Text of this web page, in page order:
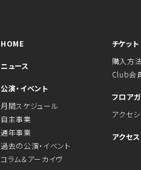
HOME
ニュース
公演・イベント
月間スケジュール
自主事業
通年事業
過去の公演・イベント
コラム＆アーカイヴ
チケット
購入方
Club会
フロア
アクセシ
アクセス